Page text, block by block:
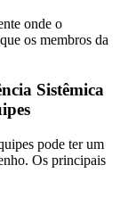
onde o
os membros da
Sistêmica
pode ter um
Os principais